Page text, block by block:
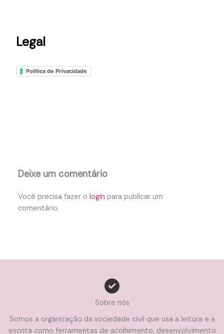
Legal
Política de Privacidade
Deixe um comentário
Você precisa fazer ologin para publicar um
comentário.
Sobre nós
Somos a organização da sociedade civil que usa a leitura e a
escrita como ferramentas de acolhimento, desenvolvimento